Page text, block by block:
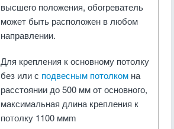
высшего положения, обогреватель
может быть расположен в любом
направлении.
Для крепления к основному потолку
без или с подвесным потолком на
расстоянии до 500 мм от основного,
максимальная длина крепления к
потолку 1100 ммm